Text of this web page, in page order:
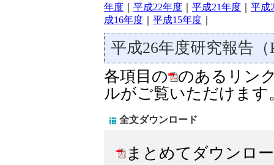
年度
平成22年度 平成21年度
平成
成16年度
平成15年度
平成26年度研究報告
各項目の
のあるリン
ルがご覧いただけます
全文ダウンロード
まとめてダウンロ